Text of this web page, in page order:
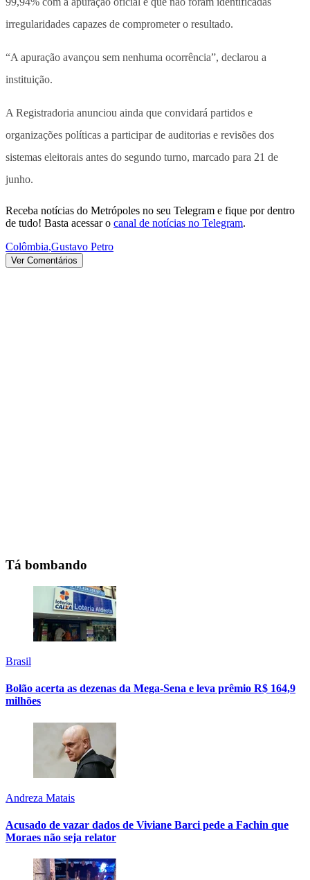
irregularidades capazes de comprometer o resultado.
“A apuração avançou sem nenhuma ocorrência”, declarou a
instituição.
A Registradoria anunciou ainda que convidará partidos e
organizações políticas a participar de auditorias e revisões dos
sistemas eleitorais antes do segundo turno, marcado para 21 de
junho.
Receba notícias do Metrópoles no seu Telegram e fique por dentro
de tudo! Basta acessar o canal de notícias no Telegram.
Colômbia,Gustavo Petro
Ver Comentários
Tá bombando
Brasil
Bolão acerta as dezenas da Mega-Sena e leva prêmio R$ 164,9
milhões
Andreza Matais
Acusado de vazar dados de Viviane Barci pede a Fachin que
Moraes não seja relator